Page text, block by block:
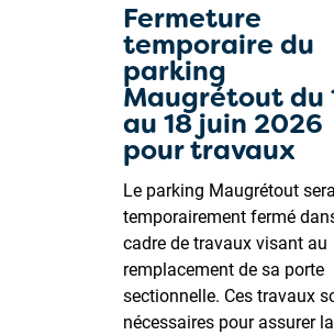
Fermeture
temporaire du
parking
Maugrétout du
au 18 juin 2026
pour travaux
Le parking Maugrétout sera
temporairement fermé
cadre de travaux visant au
remplacement de sa porte
sectionnelle. Ces travaux
nécessaires pour assurer la